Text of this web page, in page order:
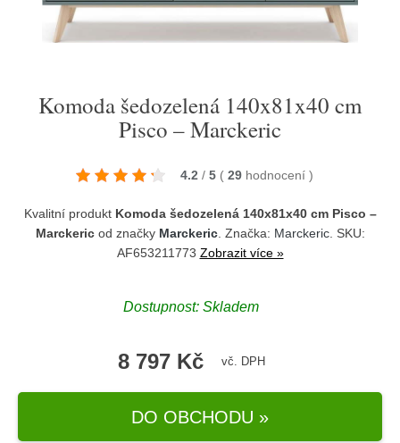
Komoda šedozelená 140x81x40 cm
Pisco – Marckeric
4.2 / 5 ( 29 hodnocení )
Kvalitní produkt Komoda šedozelená 140x81x40 cm Pisco –
Marckericod značky Marckeric. Značka: Marckeric. SKU:
AF653211773 Zobrazit více »
Dostupnost: Skladem
8 797 Kč vč. DPH
DO OBCHODU »